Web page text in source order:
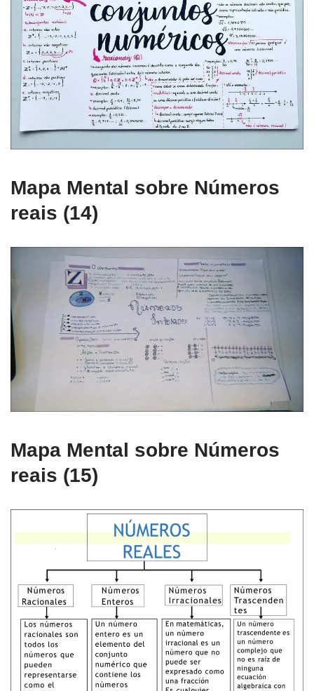
Mapa Mental sobre Números
reais (14)
Mapa Mental sobre Números
reais (15)